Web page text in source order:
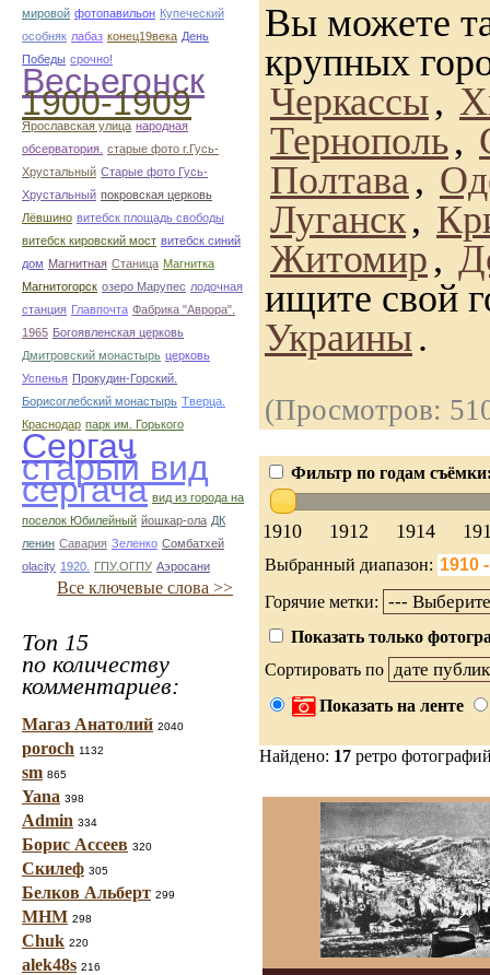
мировой фотопавильон Купеческий
особняк лабаз конец19века День
Победы срочно!
Весьегонск
1900-1909
Ярославская улица народная
обсерватория. старые фото г.Гусь-
Хрустальный Старые фото Гусь-
Хрустальный покровская церковь
Лёвшино витебск площадь свободы
витебск кировский мост витебск синий
дом Магнитная Станица Магнитка
Магнитогорск озеро Марупес лодочная
станция Главпочта Фабрика "Аврора".
1965 Богоявленская церковь
Дмитровский монастырь церковь
Успенья Прокудин-Горский.
Борисоглебский монастырь Тверца.
Краснодар парк им. Горького
Сергач
старый вид
сергача вид из города на
поселок Юбилейный йошкар-ола ДК
ленин Савария Зеленко Сомбатхей
olacity 1920. ГПУ.ОГПУ Аэросани
Все ключевые слова >>
Топ 15
по количеству
комментариев:
Магаз Анатолий 2040
poroch 1132
sm 865
Yana 398
Admin 334
Борис Ассеев 320
Скилеф 305
Белков Альберт 299
МНМ 298
Chuk 220
alek48s 216
Вы можете
крупных
Черкассы,
Тернополь,
Полтава,
Луганск,
Житомир ,
ищите свой
Украины.
(Просмотров:
Фильтр по годам
1910 1912 1914
Выбранный диапазон:
Горячие метки:
Показать только
Сортировать по
Показать на ленте
Найдено: 17 ретро